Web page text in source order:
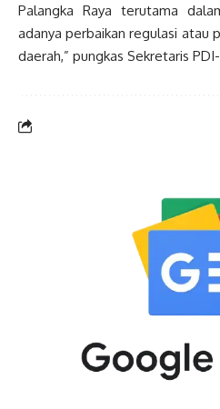
Palangka Raya terutama
adanya perbaikan regulasi atau
daerah,” pungkas Sekretaris